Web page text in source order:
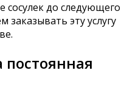
сосулек до следующего
эту услугу